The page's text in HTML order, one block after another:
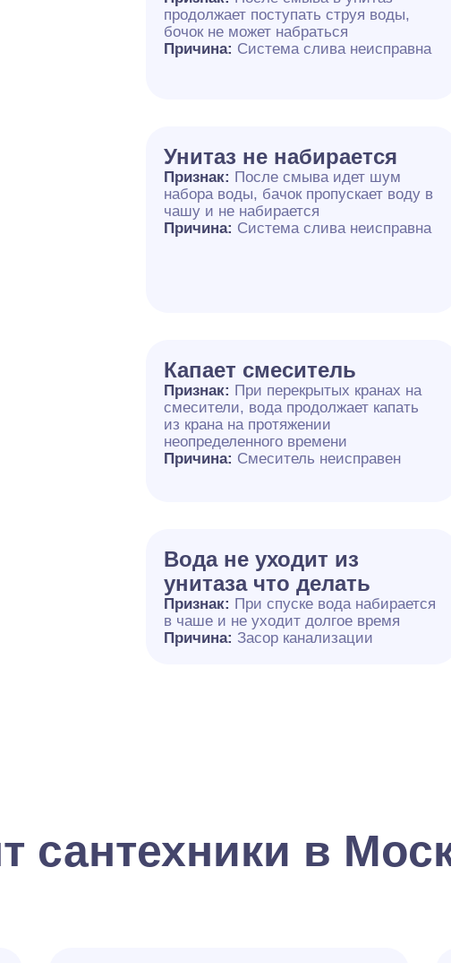
продолжает поступать струя воды,
бочок не может набраться
Причина: Система слива неисправна
Унитаз не набирается
Признак: После смыва идет шум
набора воды, бачок пропускает воду в
чашу и не набирается
Причина: Система слива неисправна
Капает смеситель
Признак: При перекрытых кранах на
смесители, вода продолжает капать
из крана на протяжении
неопределенного времени
Причина: Смеситель неисправен
Вода не уходит из
унитаза что делать
Признак: При спуске вода набирается
в чаше и не уходит долгое время
Причина: Засор канализации
сантехники в